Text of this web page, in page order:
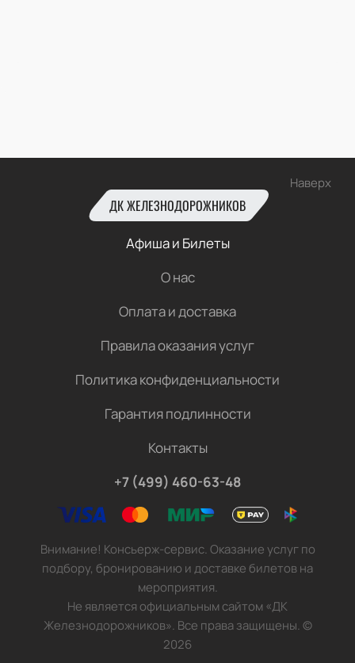
Наверх
ДК ЖЕЛЕЗНОДОРОЖНИКОВ
Афиша и Билеты
О нас
Оплата и доставка
Правила оказания услуг
Политика конфиденциальности
Гарантия подлинности
Контакты
+7 (499) 460-63-48
Внимание! Консьерж-сервис. Оказание услуг по
подбору, бронированию и доставке билетов на
мероприятия.
Не является официальным сайтом «ДК
Железнодорожников». Все права защищены.©
2026